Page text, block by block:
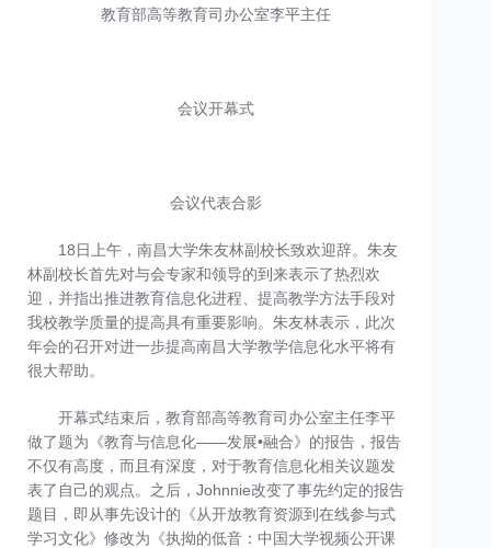
教育部高等教育司办公室李平主任
会议开幕式
会议代表合影
18日上午，南昌大学朱友林副校长致欢迎辞。朱友
林副校长首先对与会专家和领导的到来表示了热烈欢
迎，并指出推进教育信息化进程、提高教学方法手段对
我校教学质量的提高具有重要影响。朱友林表示，此次
年会的召开对进一步提高南昌大学教学信息化水平将有
很大帮助。
开幕式结束后，教育部高等教育司办公室主任李平
做了题为《教育与信息化——发展•融合》的报告，报告
不仅有高度，而且有深度，对于教育信息化相关议题发
表了自己的观点。之后，Johnnie改变了事先约定的报告
题目，即从事先设计的《从开放教育资源到在线参与式
学习文化》修改为《执拗的低音：中国大学视频公开课